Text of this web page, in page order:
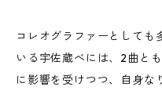
コレオグラファーとしても
いる宇佐蔵べには、2曲と
に影響を受けつつ、自身な